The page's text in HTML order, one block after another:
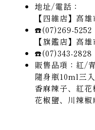
地址/電話：
【四維店】高
☎️(07)269-5252
【旗鑑店】高
☎️(07)343-2828
販售品項：紅/
隨身瓶10ml三
香麻辣子、紅
花椒鹽、川辣